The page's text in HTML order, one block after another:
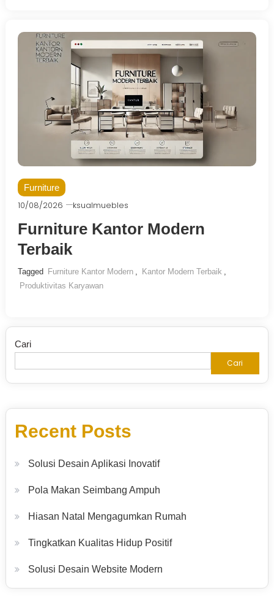
Furniture
10/08/2026 ksualmuebles
Furniture Kantor Modern
Terbaik
Tagged Furniture Kantor Modern , Kantor Modern Terbaik ,
Produktivitas Karyawan
Cari
Cari
Recent Posts
Solusi Desain Aplikasi Inovatif
Pola Makan Seimbang Ampuh
Hiasan Natal Mengagumkan Rumah
Tingkatkan Kualitas Hidup Positif
Solusi Desain Website Modern